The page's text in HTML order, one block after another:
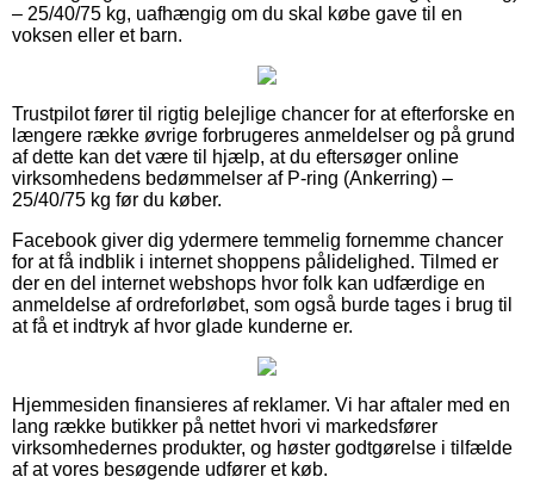
– 25/40/75 kg, uafhængig om du skal købe gave til en
voksen eller et barn.
Trustpilot fører til rigtig belejlige chancer for at efterforske en
længere række øvrige forbrugeres anmeldelser og på grund
af dette kan det være til hjælp, at du eftersøger online
virksomhedens bedømmelser af P-ring (Ankerring) –
25/40/75 kg før du køber.
Facebook giver dig ydermere temmelig fornemme chancer
for at få indblik i internet shoppens pålidelighed. Tilmed er
der en del internet webshops hvor folk kan udfærdige en
anmeldelse af ordreforløbet, som også burde tages i brug til
at få et indtryk af hvor glade kunderne er.
Hjemmesiden finansieres af reklamer. Vi har aftaler med en
lang række butikker på nettet hvori vi markedsfører
virksomhedernes produkter, og høster godtgørelse i tilfælde
af at vores besøgende udfører et køb.